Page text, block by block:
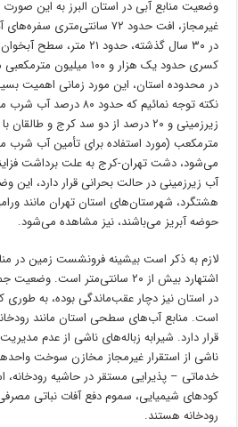
غیرمجاز، افت حدود ۷۲
در ۳۰ سال گذشته، حدود
کسری حدود یک هزار و ۱۰۰
در محدوده استان، این مورد زمانی اهمیت
نکته توجه نمائیم که
مترمکعب (مورد استفاده برای تأمین آب شرب
می‌شود، دشت تهران-کرج به علت برداشت
آب زیرزمینی در حالت بحرانی قرار دارد،
هشتگرد، شهرستان‌های استان تهران مانند
حوضه آبریز می‌باشند، نیز مشاهده می‌شود.
لازم به ذکر است بیشینه فرونشست زمین در
اشتهارد بیش از ۲۰ سانتی‌متر
در استان نیز دچار عقب‌ماندگی بوده، به
است. منابع آب‌های سطحی استان مانند
قرار دارد. شیرابه زباله‌های ناشی از عدم
ناشی از استقرار غیرمجاز مخازن سوخت
خدماتی – پذیرایی مستقر در حاشیه رودخانه،
کودهای شیمیایی، سموم دفع آفات نباتی
رودخانه هستند.